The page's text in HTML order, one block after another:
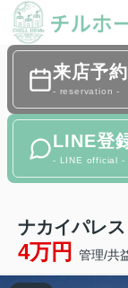
来店予約
- reservation -
LINE登
- LINE official -
ナカイパレ
4万円 管理/共